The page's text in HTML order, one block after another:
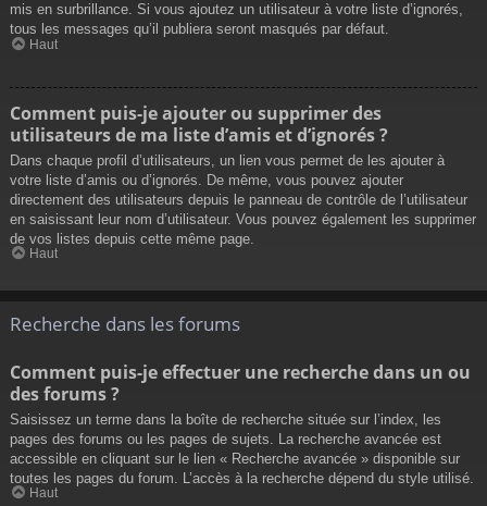
mis en surbrillance. Si vous ajoutez un utilisateur à votre liste d’ignorés,
tous les messages qu’il publiera seront masqués par défaut.
Haut
Comment puis-je ajouter ou supprimer des
utilisateurs de ma liste d’amis et d’ignorés ?
Dans chaque profil d’utilisateurs, un lien vous permet de les ajouter à
votre liste d’amis ou d’ignorés. De même, vous pouvez ajouter
directement des utilisateurs depuis le panneau de contrôle de l’utilisateur
en saisissant leur nom d’utilisateur. Vous pouvez également les supprimer
de vos listes depuis cette même page.
Haut
Recherche dans les forums
Comment puis-je effectuer une recherche dans un ou
des forums ?
Saisissez un terme dans la boîte de recherche située sur l’index, les
pages des forums ou les pages de sujets. La recherche avancée est
accessible en cliquant sur le lien « Recherche avancée » disponible sur
toutes les pages du forum. L’accès à la recherche dépend du style utilisé.
Haut